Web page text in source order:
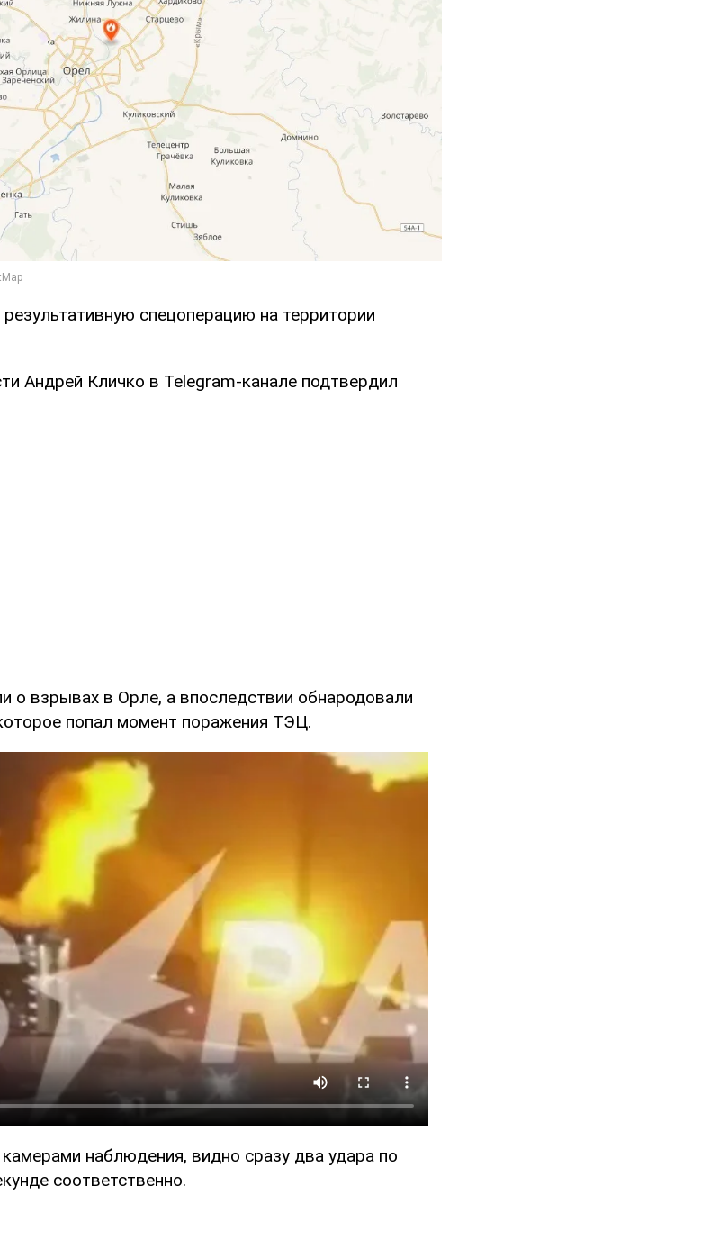
спецоперацию на территории
Андрей Кличко в Telegram-канале подтвердил
о взрывах в Орле, а впоследствии обнародовали
попал момент поражения ТЭЦ.
наблюдения, видно сразу два удара по
соответственно.